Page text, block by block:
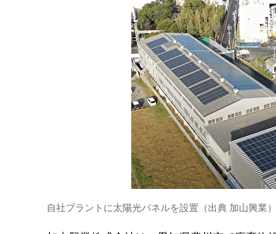
自社プラントに太陽光パネルを設置（出典 加山興業）